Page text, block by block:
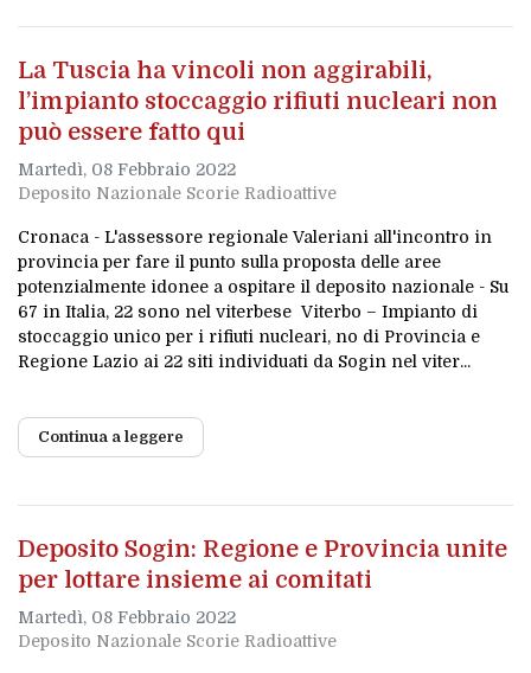
La Tuscia ha vincoli non aggirabili,
l’impianto stoccaggio rifiuti nucleari non
può essere fatto qui
Martedì, 08 Febbraio 2022
Deposito Nazionale Scorie Radioattive
Cronaca - L'assessore regionale Valeriani all'incontro in
provincia per fare il punto sulla proposta delle aree
potenzialmente idonee a ospitare il deposito nazionale - Su
67 in Italia, 22 sono nel viterbese Viterbo – Impianto di
stoccaggio unico per i rifiuti nucleari, no di Provincia e
Regione Lazio ai 22 siti individuati da Sogin nel viter...
Continua a leggere
Deposito Sogin: Regione e Provincia unite
per lottare insieme ai comitati
Martedì, 08 Febbraio 2022
Deposito Nazionale Scorie Radioattive